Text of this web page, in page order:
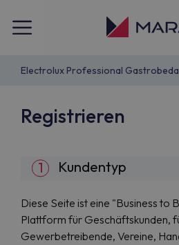
Electrolux Professional
Registrieren
Kundentyp
Diese Seite ist eine "Business to
Plattform für Geschäftskunden,
Gewerbetreibende, Vereine,